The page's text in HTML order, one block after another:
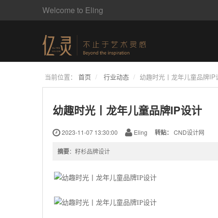
Welcome to Eling
当前位置： 首页 行业动态 幼趣时光丨龙年儿童品牌IP
幼趣时光丨龙年儿童品牌IP设计
2023-11-07 13:30:00 Eling 转贴： CND设计网
摘要：籽杉品牌设计